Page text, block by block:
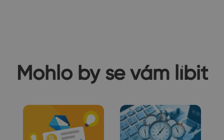
Mohlo by se vám líbit